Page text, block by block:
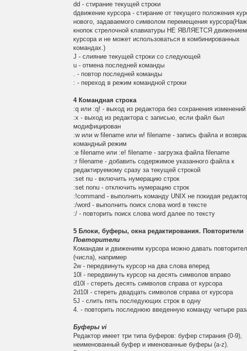
dd - стирание текущей строки
dдвижение курсора - стирание от текущего положения
нового, задаваемого символом перемещения
кнопок стрелочной клавиатуры НЕ ЯВЛЯЕТСЯ движением
курсора и не может использоваться в комбинированных
командах.)
J - слияние текущей строки со следующей
u - отмена последней команды
. - повтор последней команды
: - переход в режим командной строки
4 Командная строка
:q или :q! - выход из редактора без сохранения изменений
:x - выход из редактора с записью, если файл был
модифицирован
:w или w filename или w! filename - запись файла и
командный режим
:e filename или :e! filename - загрузка файла filename
:r filename - добавить содержимое указанного файла к
редактируемому сразу за текущей строкой
:set nu - включить нумерацию строк
:set nonu - отключить нумерацию строк
:!command - выполнить команду UNIX не покидая
:/word - выполнить поиск слова word в тексте
:/ - повторить поиск слова word далее по тексту
5 Блоки, буферы, окна редактирования. Повторители
Повторители
Командам и движениям курсора можно давать
(числа), например
2w - передвинуть курсор на два слова вперед
10l - передвинуть курсор на десять символов вправо
d10l - стереть десять символов справа от курсора
2d10l - стереть двадцать символов справа от курсора
5J - слить пять последующих строк в одну
4. - повторить последнюю введенную команду четыре
Буферы vi
Редактор имеет три типа буферов: буфер стирания (0-9),
неименованный буфер и именованные буферы (a-z).